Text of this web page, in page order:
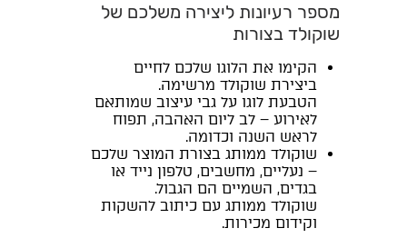
מספר רעיונות ליצירה משלכם של
שוקולד בצורות
הקימו את הלוגו שלכם לחיים
ביצירת שוקולד מרשימה.
הטבעת לוגו על גבי עיצוב שמותאם
לאירוע – לב ליום האהבה, תפוח
לראש השנה וכדומה.
שוקולד ממותג בצורת המוצר שלכם
– נעליים, מחשבים, טלפון נייד או
בגדים, השמיים הם הגבול.
שוקולד ממותג עם כיתוב להשקות
וקידום מכירות.